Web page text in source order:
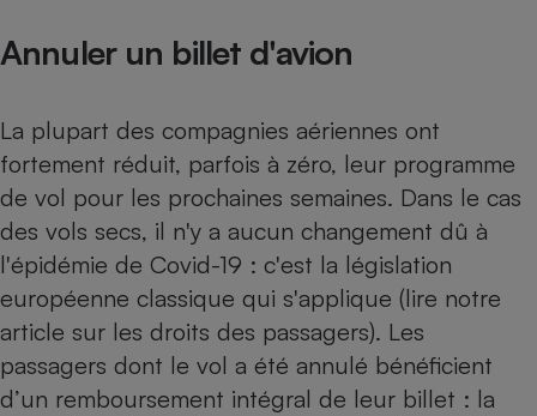
Annuler un billet d'avion
La plupart des compagnies aériennes ont
fortement réduit, parfois à zéro, leur programme
de vol pour les prochaines semaines. Dans le cas
des vols secs, il n'y a aucun changement dû à
l'épidémie de Covid-19 : c'est la législation
européenne classique qui s'applique (lire notre
article sur les droits des passagers). Les
passagers dont le vol a été annulé bénéficient
d’un remboursement intégral de leur billet : la